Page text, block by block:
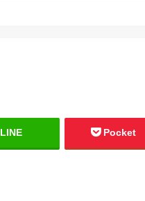
LINE Pocket